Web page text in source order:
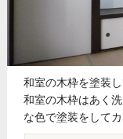
和室の木枠を塗装
和室の木枠はあく
な色で塗装をして